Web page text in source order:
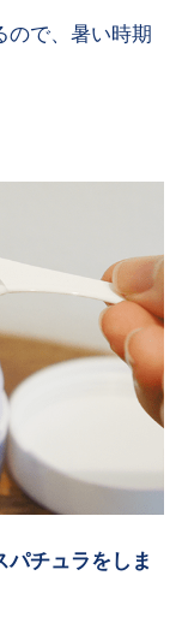
ので、暑い時期
パチュラをしま